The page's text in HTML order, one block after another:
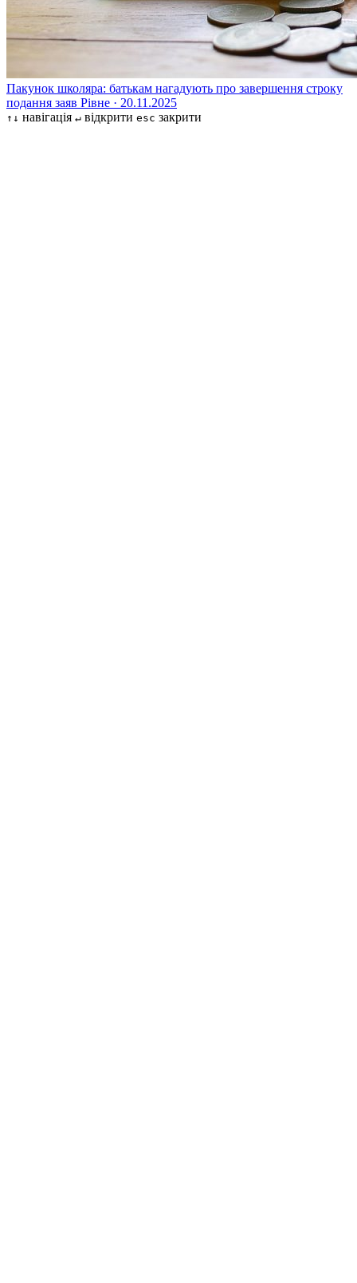
Пакунок школяра: батькам нагадують про завершення строку
подання заяв Рівне · 20.11.2025
↑↓ навігація ↵ відкрити esc закрити